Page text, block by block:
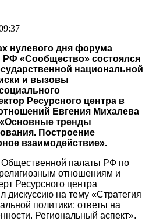
нулевого дня форума
«Сообщество» состоялся
национальной
и вызовы
Ресурсного центра в
Евгения Михалева
«Основные тренды
Построение
взаимодействие».
Общественной палаты РФ по
отношениям и
Ресурсного центра
дискуссию на тему «Стратегия
политики: ответы на
Региональный аспект».